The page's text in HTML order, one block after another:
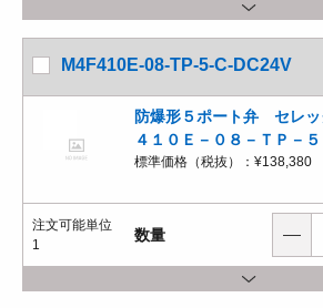
M4F410E-08-TP-5-C-DC24V
防爆形５ポート弁 セレ
４１０Ｅ－０８－ＴＰ－
標準価格（税抜）： ¥138,380
注文可能単位
1
数量